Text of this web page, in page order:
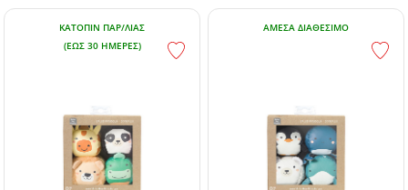
ΚΑΤΌΠΙΝ ΠΑΡ/ΛΊΑΣ
(ΕΏΣ 30 ΗΜΈΡΕΣ)
ΆΜΕΣΑ ΔΙΑΘΈΣΙΜΟ